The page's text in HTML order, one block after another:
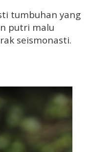
tumbuhan yang
putri malu
seismonasti.